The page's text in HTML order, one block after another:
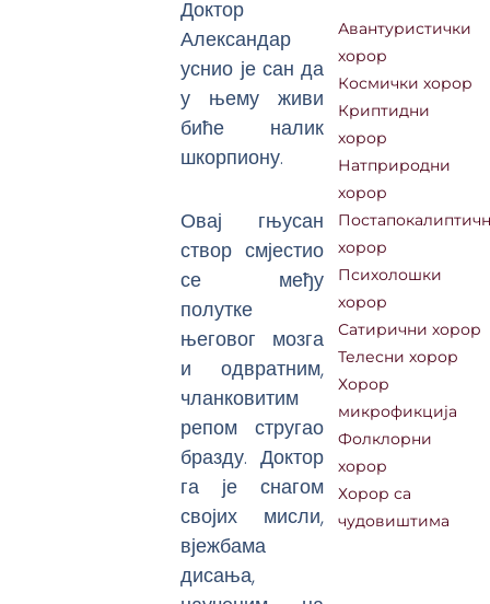
Доктор
Александар
уснио је сан да
у њему живи
биће налик
шкорпиону.
Овај гњусан
створ смјестио
се међу
полутке
његовог мозга
и одвратним,
чланковитим
репом стругао
бразду. Доктор
га је снагом
својих мисли,
вјежбама
дисања,
Авантуристички
хорор
Космички хорор
Криптидни
хорор
Натприродни
хорор
хорор
Психолошки
хорор
Сатирични хорор
Телесни хорор
Хорор
микрофикција
Фолклорни
хорор
Хорор са
чудовиштима